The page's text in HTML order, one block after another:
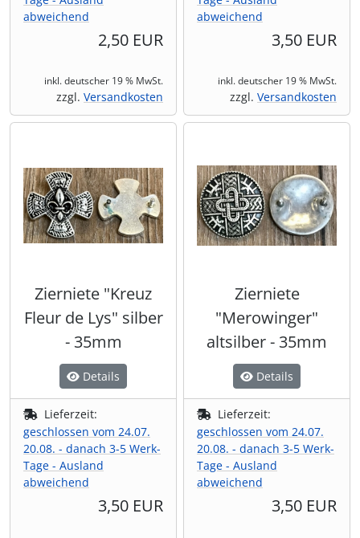
abweichend
2,50 EUR
inkl. deutscher 19 % MwSt.
zzgl. Versandkosten
abweichend
3,50 EUR
inkl. deutscher 19 % MwSt.
zzgl. Versandkosten
Zierniete "Kreuz
Fleur de Lys" silber
- 35mm
Details
Lieferzeit:
geschlossen vom 24.07.
20.08. - danach 3-5 Werk-
Tage - Ausland
abweichend
3,50 EUR
Zierniete
"Merowinger"
altsilber - 35mm
Details
Lieferzeit:
geschlossen vom 24.07.
20.08. - danach 3-5 Werk-
Tage - Ausland
abweichend
3,50 EUR